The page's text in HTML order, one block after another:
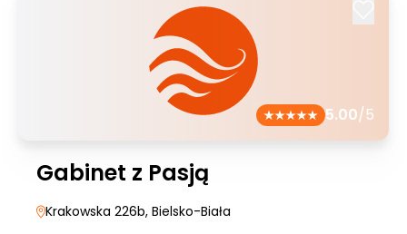
5.00/5
Gabinet z Pasją
Krakowska 226b, Bielsko-Biała